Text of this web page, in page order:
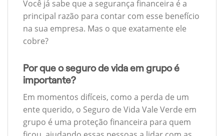
Você já sabe que a segurança financeira é a
principal razão para contar com esse benefício
na sua empresa. Mas o que exatamente ele
cobre?
Por que o seguro de vida em grupo é
importante?
Em momentos difíceis, como a perda de um
ente querido, o Seguro de Vida Vale Verde em
grupo é uma proteção financeira para quem